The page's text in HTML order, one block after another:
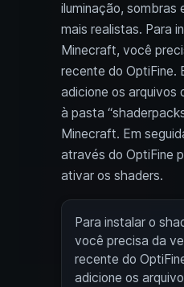
iluminação, sombras
mais realistas. Para
Minecraft, você
recente do OptiFine.
adicione os arquivos
à pasta
Minecraft. Em
através do OptiFine
ativar os shaders.
Para instalar o
você precisa da
recente do
adicione os